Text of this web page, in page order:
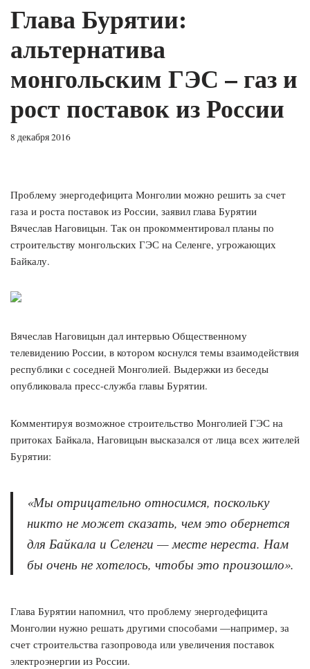
Глава Бурятии:
альтернатива
монгольским ГЭС – газ и
рост поставок из России
8 декабря 2016
Проблему энергодефицита Монголии можно решить за счет
газа и роста поставок из России, заявил глава Бурятии
Вячеслав Наговицын. Так он прокомментировал планы по
строительству монгольских ГЭС на Селенге, угрожающих
Байкалу.
Вячеслав Наговицын дал интервью Общественному
телевидению России, в котором коснулся темы взаимодействия
республики с соседней Монголией. Выдержки из беседы
опубликовала пресс-служба главы Бурятии.
Комментируя возможное строительство Монголией ГЭС на
притоках Байкала, Наговицын высказался от лица всех жителей
Бурятии:
«Мы отрицательно относимся, поскольку
никто не может сказать, чем это обернется
для Байкала и Селенги — месте нереста. Нам
бы очень не хотелось, чтобы это произошло».
Глава Бурятии напомнил, что проблему энергодефицита
Монголии нужно решать другими способами —например, за
счет строительства газопровода или увеличения поставок
электроэнергии из России.